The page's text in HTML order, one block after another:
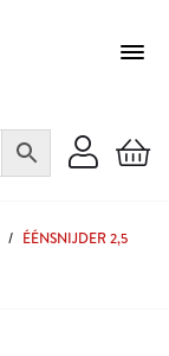
/ ÉÉNSNIJDER 2,5